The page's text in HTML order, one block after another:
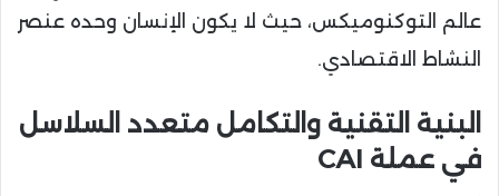
عالم التوكنوميكس، حيث لا يكون الإنسان وحده عنصر
النشاط الاقتصادي.
البنية التقنية والتكامل متعدد السلاسل
في عملة CAI